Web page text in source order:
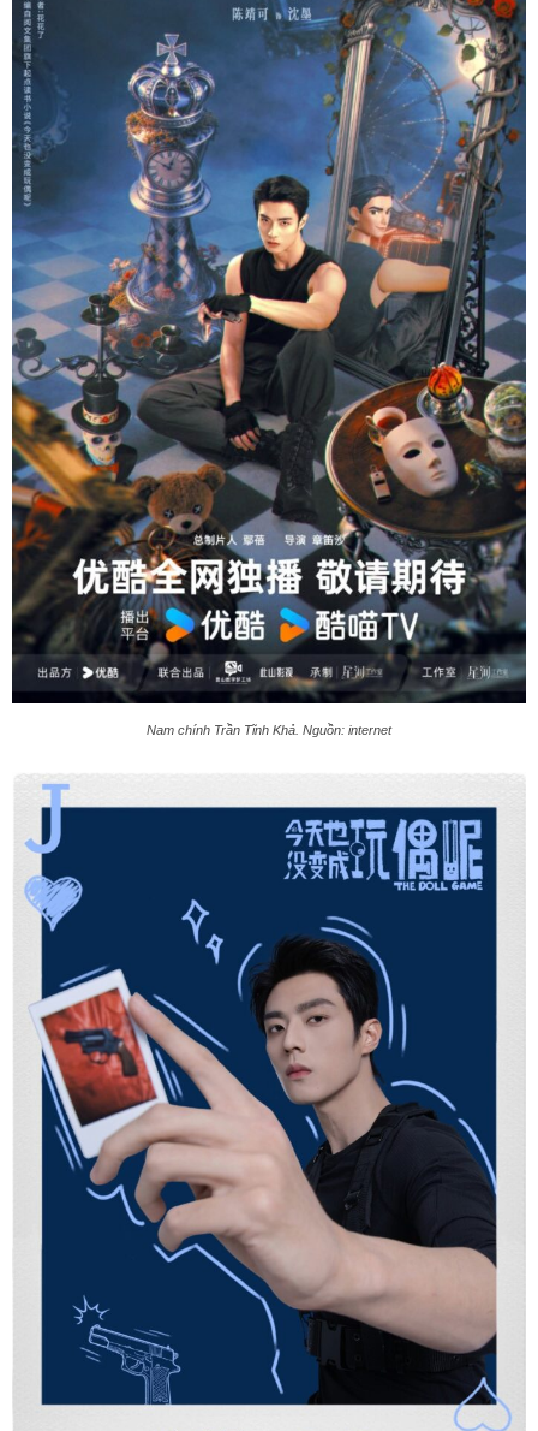
Nam chính Trần Tĩnh Khả. Nguồn: internet